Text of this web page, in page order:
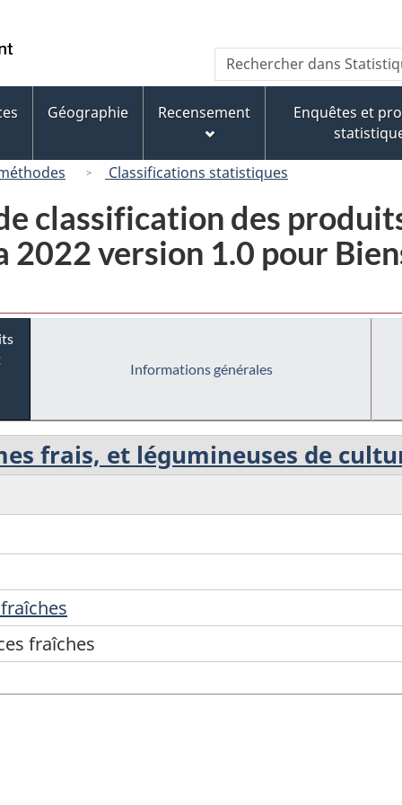
au
contenu
principal
« À
propos
de
ce
version
HTML
simplifiée
Canada
Recherche
Rechercher
dans
Canada
Géographie Recensement
Enquêtes et
Classifications statistiques
classification des
2022 version 1.0 pour
Informations générales
frais, et légumineuses de
fraîches